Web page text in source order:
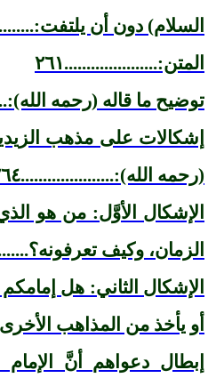
السلام) دون أن
المتن:.....................٢٦١
توضيح ما قاله (رحمه
إشكالات على مذهب
(رحمه الله):.....................٢٦٤
الإشكال الأوَّل: من هو
الزمان، وكيف
الإشكال الثاني: هل
أو يأخذ من المذاهب
إبطال دعواهم أنَّ